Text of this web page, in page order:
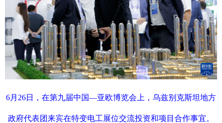
6月26日，在第九届中国—亚欧博览会上，乌兹别克斯坦地方
政府代表团来宾在特变电工展位交流投资和项目合作事宜。